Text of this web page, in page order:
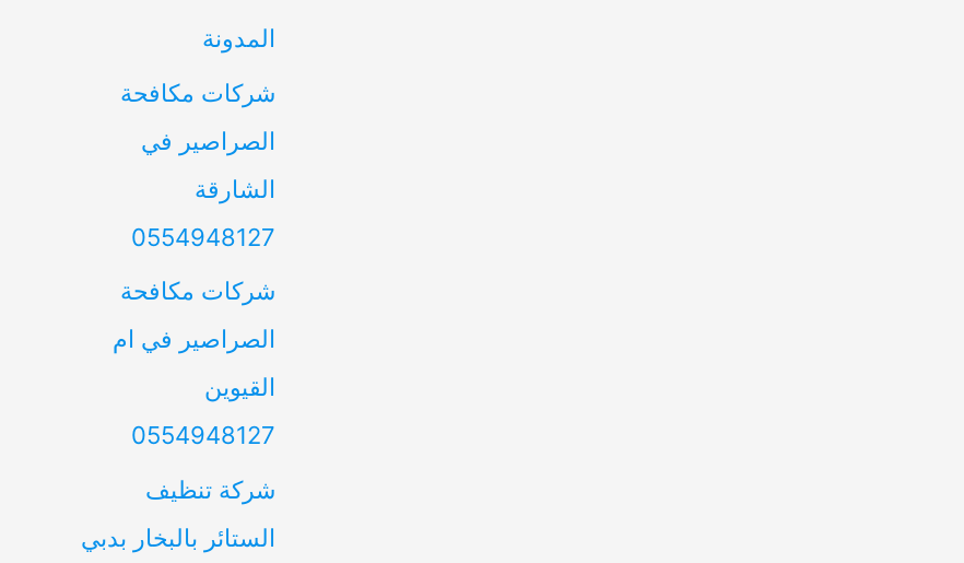
المدونة
شركات مكافحة
الصراصير في
الشارقة
0554948127
شركات مكافحة
الصراصير في ام
القيوين
0554948127
شركة تنظيف
الستائر بالبخار بدبي